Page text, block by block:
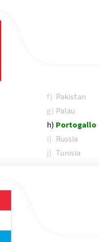
f) Pakistan
g) Palau
h) Portogallo
i) Russia
j) Tunisia